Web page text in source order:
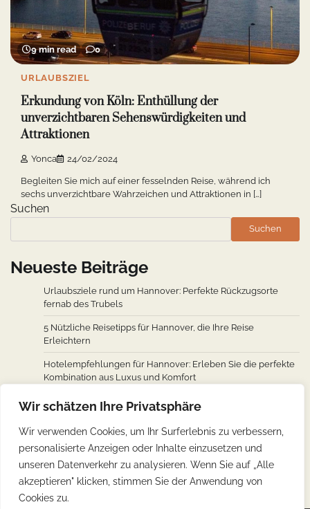
Wir schätzen Ihre Privatsphäre
Wir verwenden Cookies, um Ihr Surferlebnis zu verbessern,
personalisierte Anzeigen oder Inhalte einzusetzen und
unseren Datenverkehr zu analysieren. Wenn Sie auf „Alle
akzeptieren" klicken, stimmen Sie der Anwendung von
Cookies zu.
9 min read 0
URLAUBSZIEL
Erkundung von Köln: Enthüllung der
unverzichtbaren Sehenswürdigkeiten und
Attraktionen
Yonca 24/02/2024
Begleiten Sie mich auf einer fesselnden Reise, während ich
sechs unverzichtbare Wahrzeichen und Attraktionen in […]
Suchen
Suchen
Neueste Beiträge
Urlaubsziele rund um Hannover: Perfekte Rückzugsorte
fernab des Trubels
5 Nützliche Reisetipps für Hannover, die Ihre Reise
Erleichtern
Hotelempfehlungen für Hannover: Erleben Sie die perfekte
Kombination aus Luxus und Komfort
Wie man von den wichtigsten Städten weltweit nach
Hannover fliegt: Ein Überblick über Flugverbindungen
Hannovers kulinarische Reise: Unverzichtbare traditionelle
deutsche Köstlichkeiten